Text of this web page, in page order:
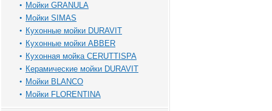
Мойки GRANULA
Мойки SIMAS
Кухонные мойки DURAVIT
Кухонные мойки ABBER
Кухонная мойка CERUTTISPA
Керамические мойки DURAVIT
Мойки BLANCO
Мойки FLORENTINA